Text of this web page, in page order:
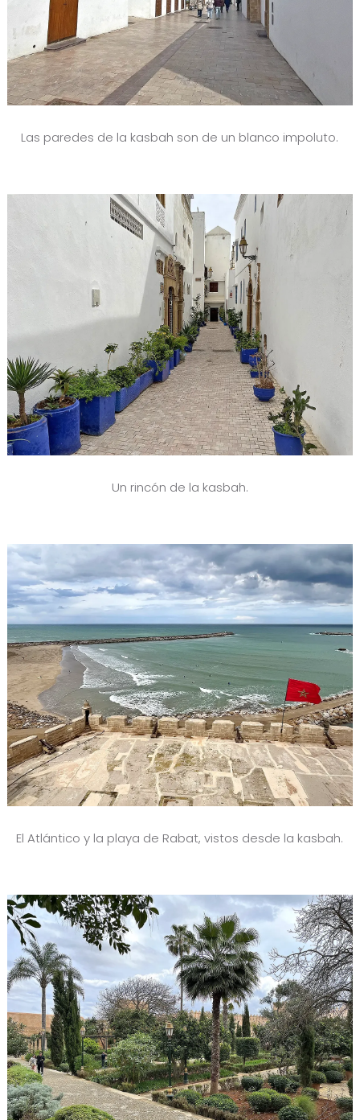
Las paredes de la kasbah son de un blanco impoluto.
Un rincón de la kasbah.
El Atlántico y la playa de Rabat, vistos desde la kasbah.